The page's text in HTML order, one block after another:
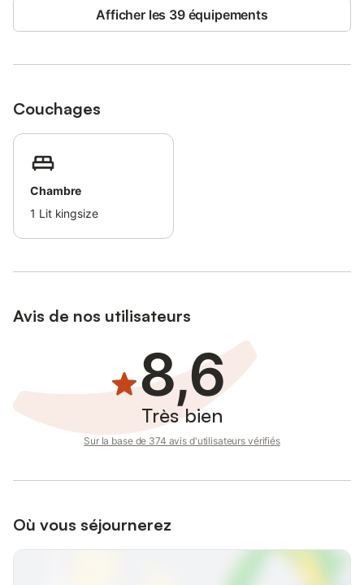
Afficher les 39 équipements
Couchages
Chambre
1 Lit kingsize
Avis de nos utilisateurs
8,6
Très bien
Sur la base de 374 avis d'utilisateurs vérifiés
Où vous séjournerez